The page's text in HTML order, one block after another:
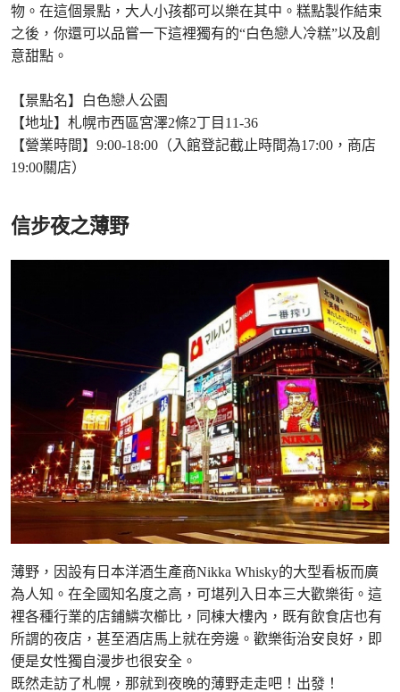
物。在這個景點，大人小孩都可以樂在其中。糕點製作結束
之後，你還可以品嘗一下這裡獨有的“白色戀人冷糕”以及創
意甜點。
【景點名】白色戀人公園
【地址】札幌市西區宮澤2條2丁目11-36
【營業時間】9:00-18:00（入館登記截止時間為17:00，商店
19:00關店）
信步夜之薄野
薄野，因設有日本洋酒生產商Nikka Whisky的大型看板而廣
為人知。在全國知名度之高，可堪列入日本三大歡樂街。這
裡各種行業的店鋪鱗次櫛比，同棟大樓內，既有飲食店也有
所謂的夜店，甚至酒店馬上就在旁邊。歡樂街治安良好，即
便是女性獨自漫步也很安全。
既然走訪了札幌，那就到夜晚的薄野走走吧！出發！